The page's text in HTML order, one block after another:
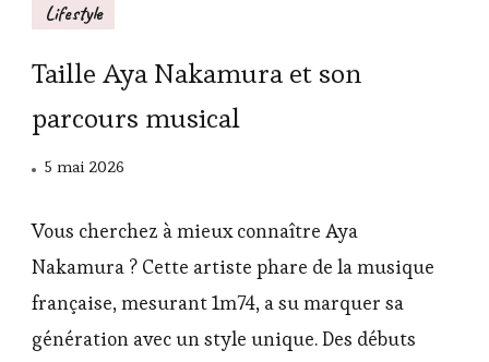
Lifestyle
Taille Aya Nakamura et son
parcours musical
5 mai 2026
Vous cherchez à mieux connaître Aya
Nakamura ? Cette artiste phare de la musique
française, mesurant 1m74, a su marquer sa
génération avec un style unique. Des débuts